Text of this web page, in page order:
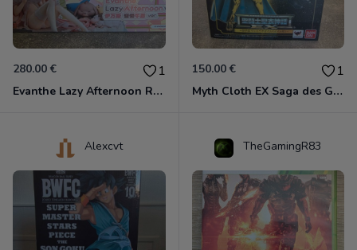
280.00 € 1
Evanthe Lazy Afternoon Red Pride of Eden
150.00 € 1
Myth Cloth EX Saga des Gémeaux
Alexcvt TheGamingR83